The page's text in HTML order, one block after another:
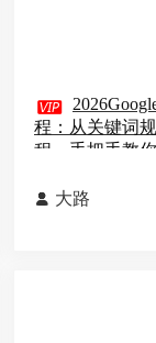

程：从关键词
程，手把手教
 大路